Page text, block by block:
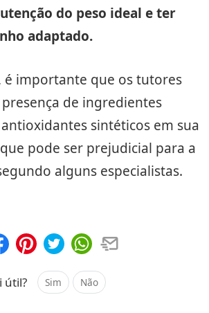
do peso ideal e ter
adaptado.
é importante que os tutores
de ingredientes
sintéticos em sua
pode ser prejudicial para a
alguns especialistas.
útil? Sim Não